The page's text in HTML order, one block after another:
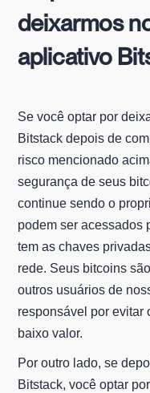
deixarmos
aplicativo
Se você optar por
Bitstack depois de
risco mencionado
segurança de seus
continue sendo o
podem ser acessados
tem as chaves
rede. Seus bitcoins
outros usuários de
responsável por evitar
baixo valor.
Por outro lado, se
Bitstack, você optar